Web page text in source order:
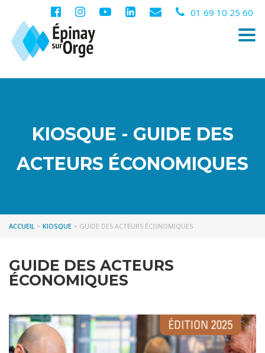
01 69 10 25 60
KIOSQUE - GUIDE DES
ACTEURS ÉCONOMIQUES
ACCUEIL > KIOSQUE > GUIDE DES ACTEURS ÉCONOMIQUES
GUIDE DES ACTEURS
ÉCONOMIQUES